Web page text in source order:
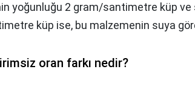
yoğunluğu 2 gram/santimetre küp ve
küp ise, bu malzemenin suya
oran farkı nedir?